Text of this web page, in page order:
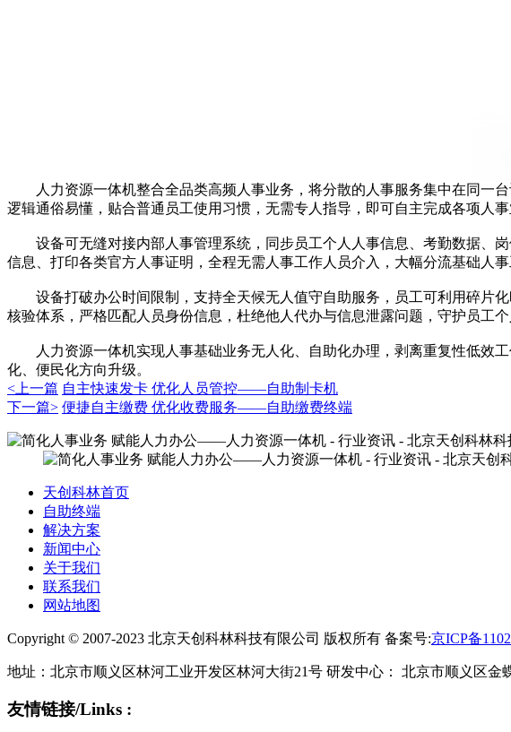
人力资源一体机整合全品类高频人事业务，将分散的人事服务集中在同一台
逻辑通俗易懂，贴合普通员工使用习惯，无需专人指导，即可自主完成各项人事
设备可无缝对接内部人事管理系统，同步员工个人人事信息、考勤数据、岗
信息、打印各类官方人事证明，全程无需人事工作人员介入，大幅分流基础人事
设备打破办公时间限制，支持全天候无人值守自助服务，员工可利用碎片化
核验体系，严格匹配人员身份信息，杜绝他人代办与信息泄露问题，守护员工个
人力资源一体机实现人事基础业务无人化、自助化办理，剥离重复性低效工
化、便民化方向升级。
<上一篇 自主快速发卡 优化人员管控——自助制卡机
下一篇> 便捷自主缴费 优化收费服务——自助缴费终端
天创科林首页
自助终端
解决方案
新闻中心
关于我们
联系我们
网站地图
Copyright © 2007-2023 北京天创科林科技有限公司 版权所有 备案号:京ICP备
地址：北京市顺义区林河工业开发区林河大街21号 研发中心： 北京市顺义区金
友情链接/Links :